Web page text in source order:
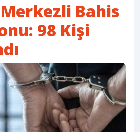
Bahis
98 Kişi